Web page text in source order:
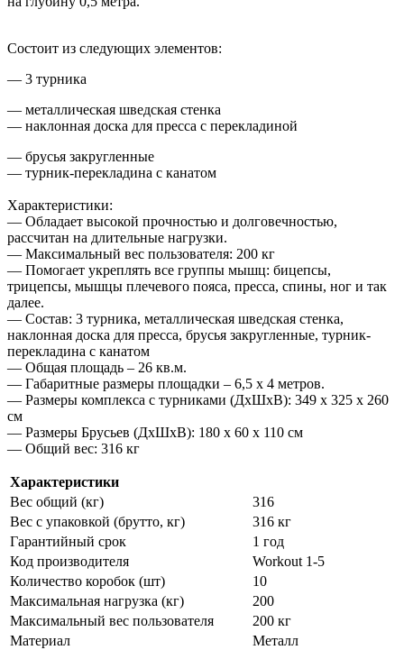
Состоит из следующих элементов:
— 3 турника
— металлическая шведская стенка
— наклонная доска для пресса с перекладиной
— брусья закругленные
— турник-перекладина с канатом
Характеристики:
— Обладает высокой прочностью и долговечностью,
рассчитан на длительные нагрузки.
— Максимальный вес пользователя: 200 кг
— Помогает укреплять все группы мышц: бицепсы,
трицепсы, мышцы плечевого пояса, пресса, спины, ног и так
далее.
— Состав: 3 турника, металлическая шведская стенка,
наклонная доска для пресса, брусья закругленные, турник-
перекладина с канатом
— Общая площадь – 26 кв.м.
— Габаритные размеры площадки – 6,5 х 4 метров.
— Размеры комплекса с турниками (ДхШхВ): 349 x 325 х 260
см
— Размеры Брусьев (ДхШхВ): 180 x 60 х 110 см
— Общий вес: 316 кг
Характеристики
Вес общий (кг)
316
Вес с упаковкой (брутто, кг)
316 кг
Гарантийный срок
1 год
Код производителя
Workout 1-5
Количество коробок (шт)
10
Максимальная нагрузка (кг)
200
Максимальный вес пользователя
200 кг
Материал
Металл